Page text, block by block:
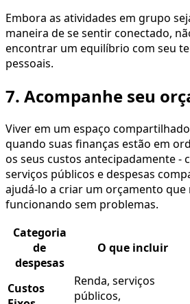
Embora as atividades em grupo
maneira de se sentir conectado,
encontrar um equilíbrio com seu
pessoais.
7. Acompanhe seu
Viver em um espaço
quando suas finanças estão em
os seus custos antecipadamente -
serviços públicos e despesas
ajudá-lo a criar um orçamento que
funcionando sem problemas.
Categoria
de
despesas
O que incluir
Custos
Renda, serviços
públicos,